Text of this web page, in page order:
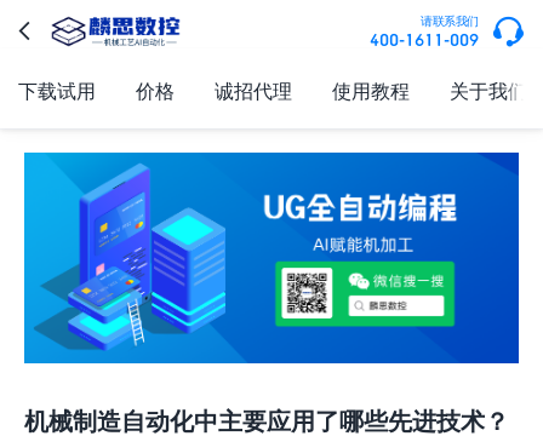
 请联系我们
400-1611-009 
下载试用 价格 诚招代理 使用教程 关于我们
机械制造自动化中主要应用了哪些先进技术？